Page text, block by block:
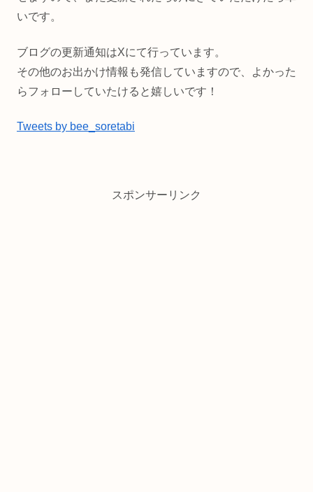
いです。
ブログの更新通知はXにて行っています。
その他のお出かけ情報も発信していますので、よかった
らフォローしていたけると嬉しいです！
Tweets by bee_soretabi
スポンサーリンク